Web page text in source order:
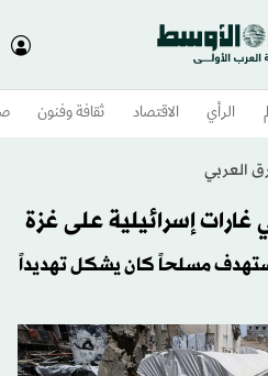
الرأي الاقتصاد ثقافة وفنون
العربي
مسلحاً كان يشكل تهديداً